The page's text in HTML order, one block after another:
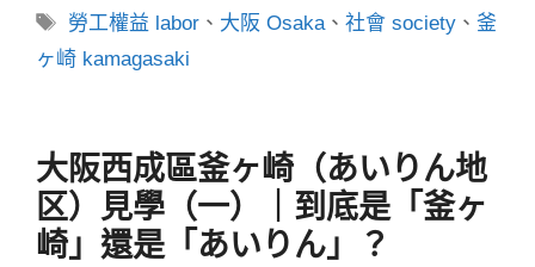
類
標
籤
勞工權益 labor 、 大阪 Osaka、社會 society 、釜
ヶ崎 kamagasaki
大阪西成區釜ヶ崎（あいりん地
区）見學（一）｜到底是「釜ヶ
崎」還是「あいりん」？